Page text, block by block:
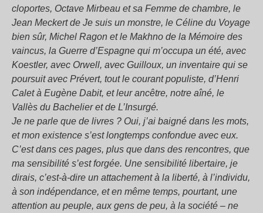
cloportes, Octave Mirbeau et sa Femme de chambre, le
Jean Meckert de Je suis un monstre, le Céline du Voyage
bien sûr, Michel Ragon et le Makhno de la Mémoire des
vaincus, la Guerre d’Espagne qui m’occupa un été, avec
Koestler, avec Orwell, avec Guilloux, un inventaire qui se
poursuit avec Prévert, tout le courant populiste, d’Henri
Calet à Eugène Dabit, et leur ancêtre, notre aîné, le
Vallès du Bachelier et de L’Insurgé.
Je ne parle que de livres ? Oui, j’ai baigné dans les mots,
et mon existence s’est longtemps confondue avec eux.
C’est dans ces pages, plus que dans des rencontres, que
ma sensibilité s’est forgée. Une sensibilité libertaire, je
dirais, c’est-à-dire un attachement à la liberté, à l’individu,
à son indépendance, et en même temps, pourtant, une
attention au peuple, aux gens de peu, à la société – ne